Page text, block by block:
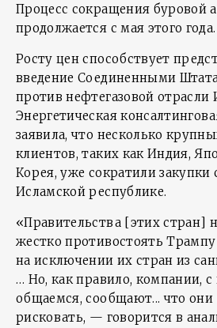
Процесс сокращения буровой
продолжается с мая этого года.
Росту цен способствует
введение Соединенными
против нефтегазовой отрасли
Энергетическая
заявила, что несколько
клиентов, таких как Индия,
Корея, уже сократили
Исламской республике.
«Правительства [этих стран]
жестко противостоять
на исключении их стран из
… Но, как правило, компании,
общаемся, сообщают... что
рисковать, — говорится в